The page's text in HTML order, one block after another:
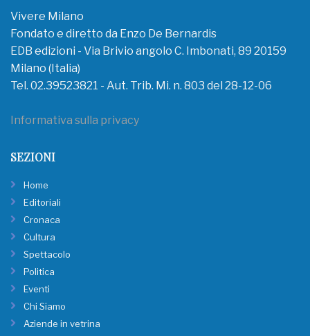
Vivere Milano
Fondato e diretto da Enzo De Bernardis
EDB edizioni - Via Brivio angolo C. Imbonati, 89 20159
Milano (Italia)
Tel. 02.39523821 - Aut. Trib. Mi. n. 803 del 28-12-06
Informativa sulla privacy
SEZIONI
Home
Editoriali
Cronaca
Cultura
Spettacolo
Politica
Eventi
Chi Siamo
Aziende in vetrina